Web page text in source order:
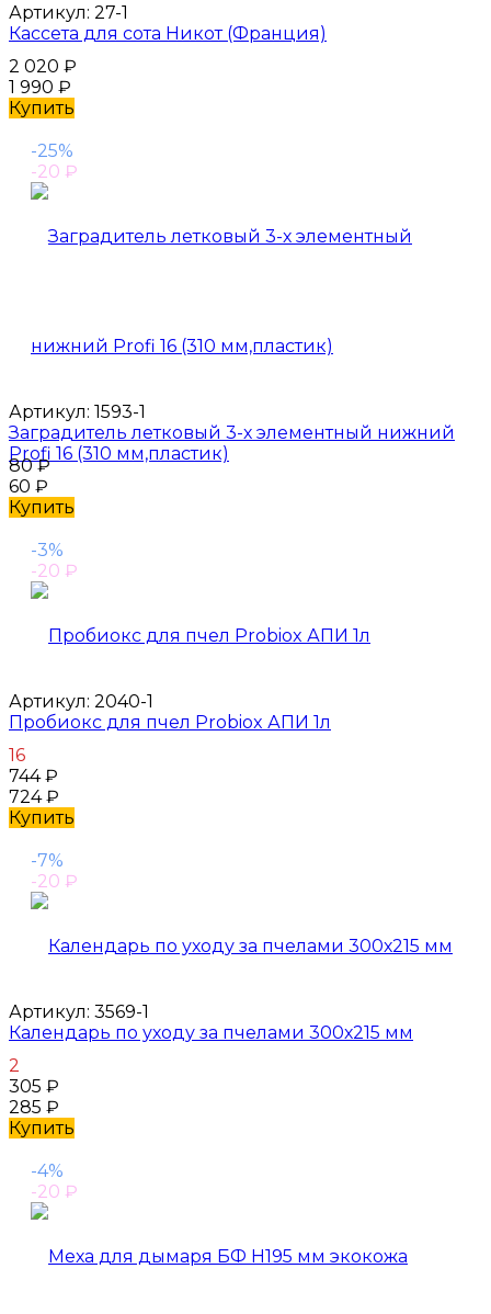
Артикул: 27-1
Кассета для сота Никот (Франция)
2 020 ₽
1 990 ₽
Купить
-25%
-20 ₽
Артикул: 1593-1
Заградитель летковый 3-х элементный нижний
Profi 16 (310 мм,пластик)
80₽
60 ₽
Купить
-3%
-20 ₽
Артикул: 2040-1
Пробиокс для пчел Probiox АПИ 1л
16
744₽
724₽
Купить
-7%
-20 ₽
Артикул: 3569-1
Календарь по уходу за пчелами 300х215 мм
2
305 ₽
285 ₽
Купить
-4%
-20 ₽